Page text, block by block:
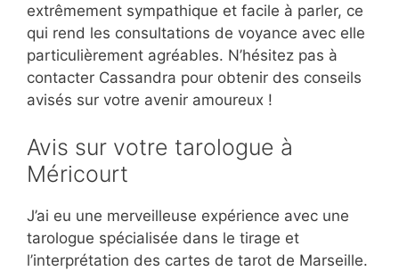
extrêmement sympathique et facile à parler, ce
qui rend les consultations de voyance avec elle
particulièrement agréables. N’hésitez pas à
contacter Cassandra pour obtenir des conseils
avisés sur votre avenir amoureux !
Avis sur votre tarologue à
Méricourt
J’ai eu une merveilleuse expérience avec une
tarologue spécialisée dans le tirage et
l’interprétation des cartes de tarot de Marseille.